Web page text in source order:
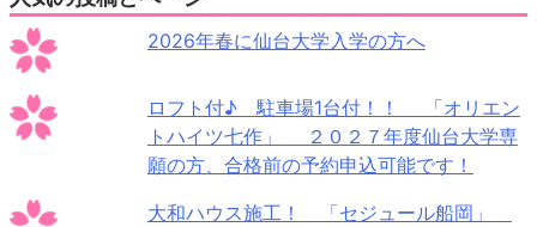
2026年春に仙台大学入学の方へ
ロフト付♪ 駐車場1台付！！ 「オリエン
トハイツ七作」 ２０２７年度仙台大学専
願の方、合格前の予約申込可能です！
大和ハウス施工！ 「セジュール船岡」